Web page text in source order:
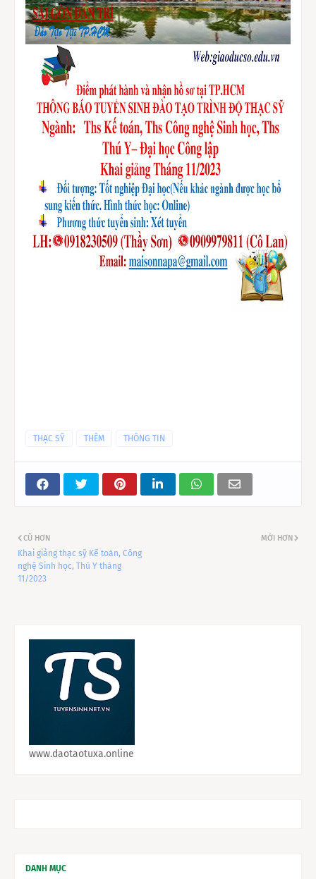
THẠC SỸ THÊM THÔNG TIN
MỚI HƠN
CŨ HƠN
Khai giảng thạc sỹ Kế toán, Công
nghệ Sinh học, Thú Y tháng
11/2023
www.daotaotuxa.online
DANH MỤC